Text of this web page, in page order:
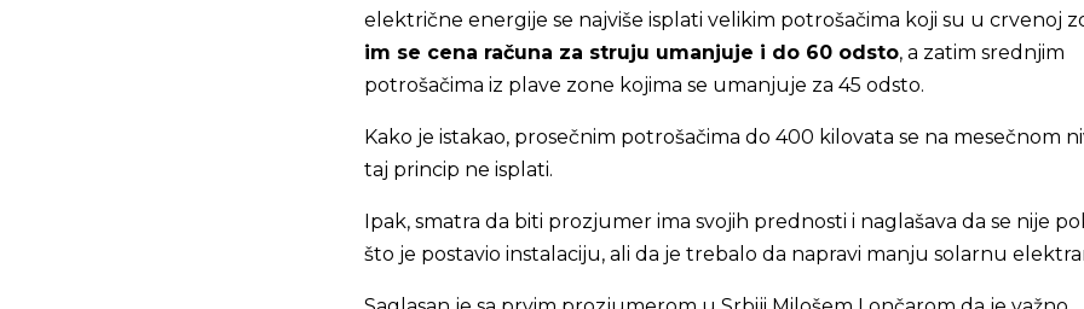
električne energije se najviše isplati velikim potrošačima koji su u crvenoj
im se cena računa za struju umanjuje i do 60 odsto, a zatim srednjim
potrošačima iz plave zone kojima se umanjuje za 45 odsto.
Kako je istakao, prosečnim potrošačima do 400 kilovata se na mesečnom
taj princip ne isplati.
Ipak, smatra da biti prozjumer ima svojih prednosti i naglašava da se nije
što je postavio instalaciju, ali da je trebalo da napravi manju solarnu